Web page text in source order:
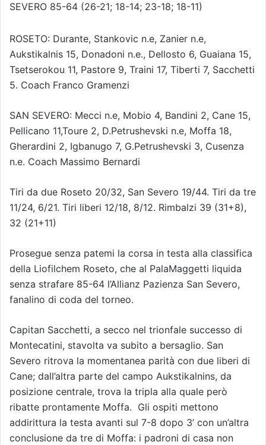
SEVERO 85-64 (26-21; 18-14; 23-18; 18-11)
ROSETO: Durante, Stankovic n.e, Zanier n.e,
Aukstikalnis 15, Donadoni n.e., Dellosto 6, Guaiana 15,
Tsetserokou 11, Pastore 9, Traini 17, Tiberti 7, Sacchetti
5. Coach Franco Gramenzi
SAN SEVERO: Mecci n.e, Mobio 4, Bandini 2, Cane 15,
Pellicano 11,Toure 2, D.Petrushevski n.e, Moffa 18,
Gherardini 2, Igbanugo 7, G.Petrushevski 3, Cusenza
n.e. Coach Massimo Bernardi
Tiri da due Roseto 20/32, San Severo 19/44. Tiri da tre
11/24, 6/21. Tiri liberi 12/18, 8/12. Rimbalzi 39 (31+8),
32 (21+11)
Prosegue senza patemi la corsa in testa alla classifica
della Liofilchem Roseto, che al PalaMaggetti liquida
senza strafare 85-64 l’Allianz Pazienza San Severo,
fanalino di coda del torneo.
Capitan Sacchetti, a secco nel trionfale successo di
Montecatini, stavolta va subito a bersaglio. San
Severo ritrova la momentanea parità con due liberi di
Cane; dall’altra parte del campo Aukstikalnins, da
posizione centrale, trova la tripla alla quale però
ribatte prontamente Moffa. Gli ospiti mettono
addirittura la testa avanti sul 7-8 dopo 3’ con un’altra
conclusione da tre di Moffa: i padroni di casa non